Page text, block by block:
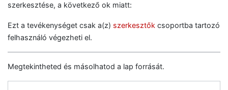
szerkesztése, a következő ok miatt:
Ezt a tevékenységet csak a(z) szerkesztők csoportba tartozó
felhasználó végezheti el.
Megtekintheted és másolhatod a lap forrását.